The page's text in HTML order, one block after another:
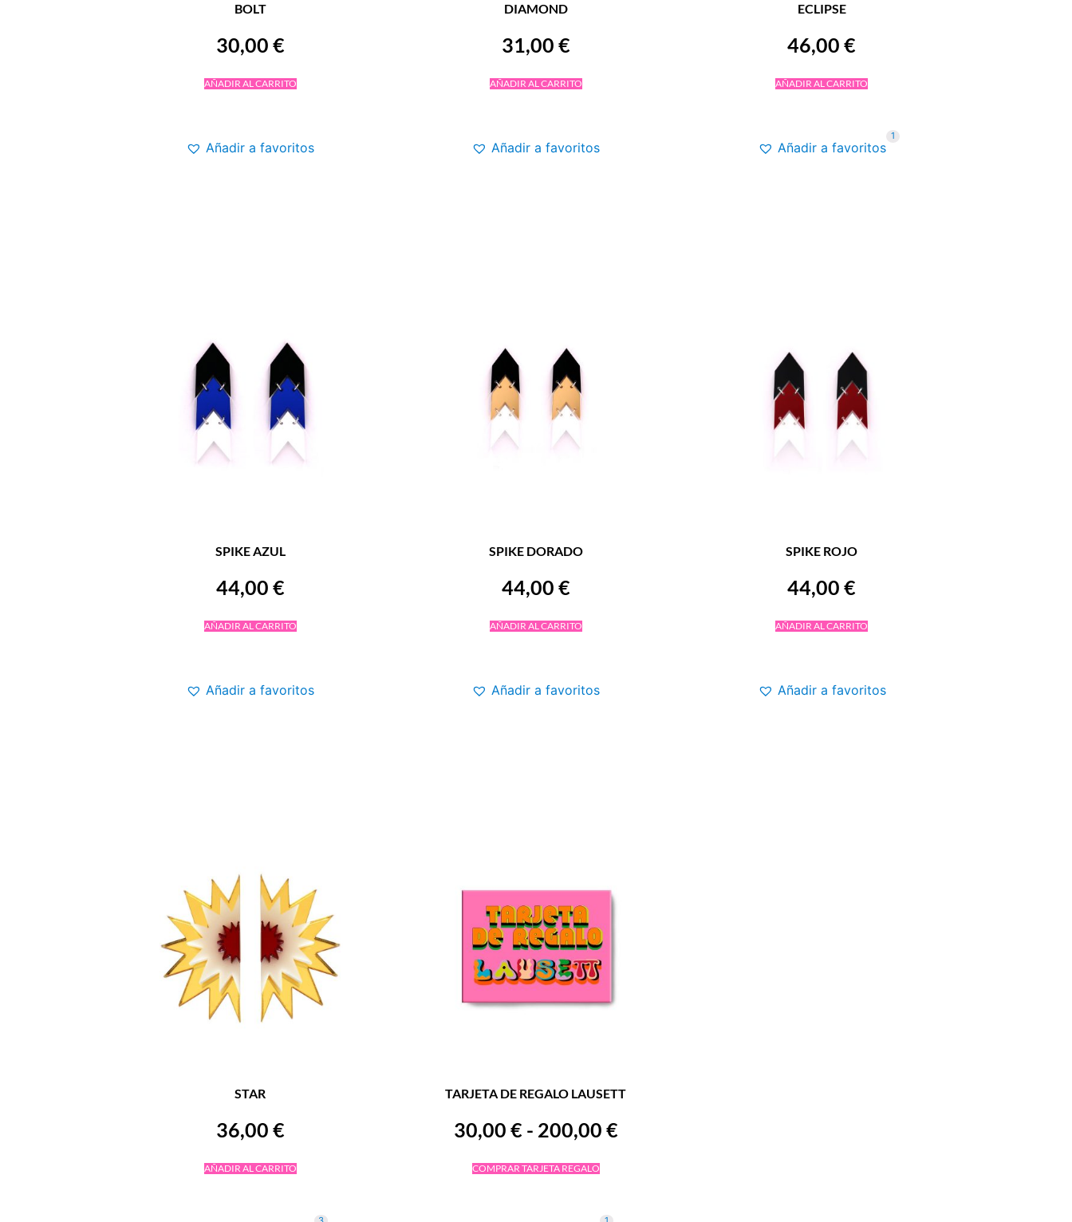
BOLT
30,00 €
AÑADIR AL CARRITO
Añadir a favoritos
DIAMOND
31,00 €
AÑADIR AL CARRITO
Añadir a favoritos
ECLIPSE
46,00€
AÑADIR AL CARRITO
Añadir a favoritos
1
SPIKE AZUL
44,00 €
AÑADIR AL CARRITO
Añadir a favoritos
SPIKE DORADO
44,00 €
AÑADIR AL CARRITO
Añadir a favoritos
SPIKE ROJO
44,00€
AÑADIR AL CARRITO
Añadir a favoritos
STAR
36,00 €
AÑADIR AL CARRITO
TARJETA DE REGALO LAUSETT
30,00 € - 200,00 €
COMPRAR TARJETA REGALO